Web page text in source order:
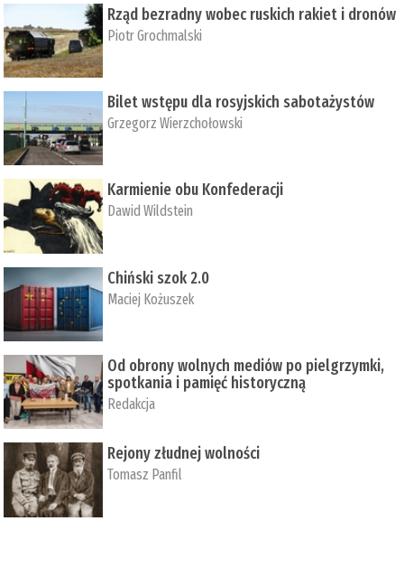
Rząd bezradny wobec ruskich rakiet i dronów
Piotr Grochmalski
Bilet wstępu dla rosyjskich sabotażystów
Grzegorz Wierzchołowski
Karmienie obu Konfederacji
Dawid Wildstein
Chiński szok 2.0
Maciej Kożuszek
Od obrony wolnych mediów po pielgrzymki,
spotkania i pamięć historyczną
Redakcja
Rejony złudnej wolności
Tomasz Panfil